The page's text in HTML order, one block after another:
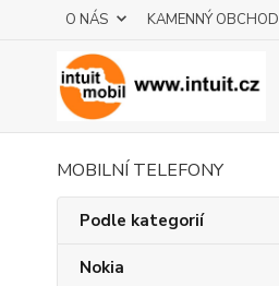
O NÁS KAMENNÝ OBCHOD
MOBILNÍ TELEFONY
Podle kategorií
Nokia